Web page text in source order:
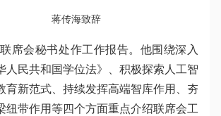
蒋传海致辞
席会秘书处作工作报告。他围绕深入
人民共和国学位法》、积极探索人工智
育新范式、持续发挥高端智库作用、夯
纽带作用等四个方面重点介绍联席会工